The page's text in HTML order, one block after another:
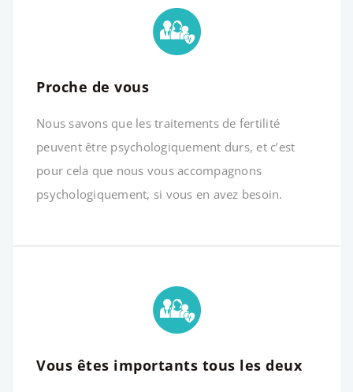
Proche de vous
Nous savons que les traitements de fertilité
peuvent être psychologiquement durs, et c’est
pour cela que nous vous accompagnons
psychologiquement, si vous en avez besoin.
Vous êtes importants tous les deux